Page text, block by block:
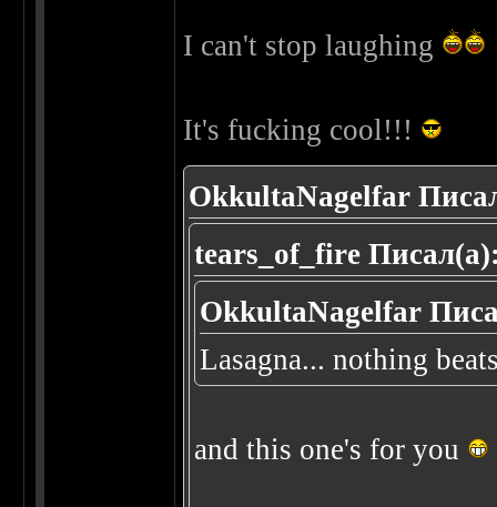
I can't stop laughing
It's fucking cool!!!
OkkultaNagelfar
tears_of_fire
OkkultaNagelfar
Lasagna... nothing
and this one's for you